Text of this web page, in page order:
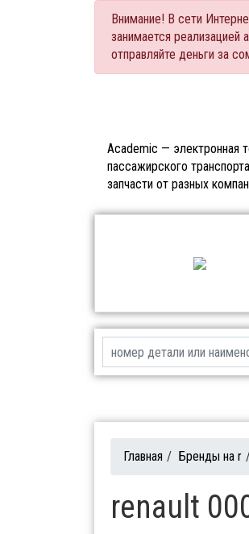
Внимание! В сети
занимается
отправляйте деньги за
Academic — электронная
пассажирского
запчасти от разных
Главная / Бренды на r
renault